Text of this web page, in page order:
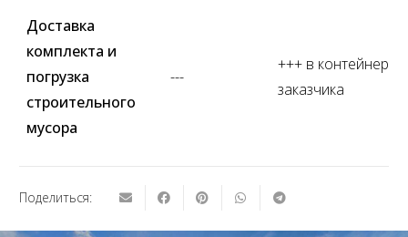
Доставка
комплекта и
погрузка
строительного
мусора
---
+++ в контейнер
заказчика
Поделиться: